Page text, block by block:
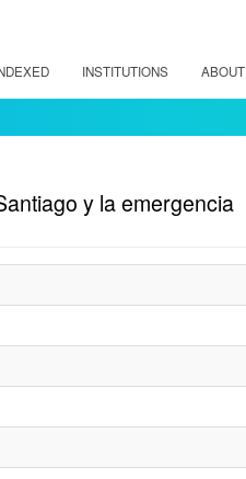
INSTITUTIONS ABOUT
y la emergencia